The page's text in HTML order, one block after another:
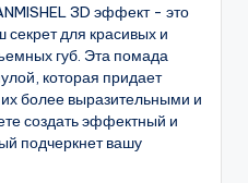
3D эффект - это
секрет для красивых и
губ. Эта помада
которая придает
более выразительными и
создать эффектный и
подчеркнет вашу